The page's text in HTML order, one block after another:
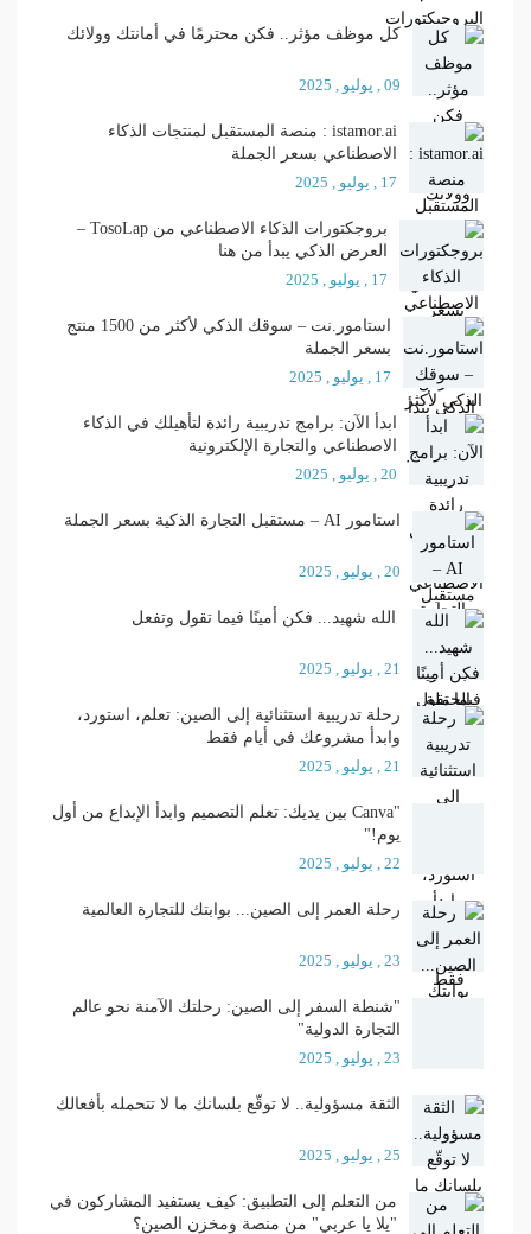
كل موظف مؤثر.. فكن محترمًا في أمانتك وولائك
09 , يوليو , 2025
istamor.ai : منصة المستقبل لمنتجات الذكاء
الاصطناعي بسعر الجملة
17 , يوليو , 2025
بروجكتورات الذكاء الاصطناعي من TosoLap –
العرض الذكي يبدأ من هنا
17 , يوليو , 2025
استامور.نت – سوقك الذكي لأكثر من 1500 منتج
بسعر الجملة
17 , يوليو , 2025
ابدأ الآن: برامج تدريبية رائدة لتأهيلك في الذكاء
الاصطناعي والتجارة الإلكترونية
20 , يوليو , 2025
استامور AI – مستقبل التجارة الذكية بسعر الجملة
20 , يوليو , 2025
الله شهيد... فكن أمينًا فيما تقول وتفعل
21 , يوليو , 2025
رحلة تدريبية استثنائية إلى الصين: تعلم، استورد،
وابدأ مشروعك في أيام فقط
21 , يوليو , 2025
"Canva بين يديك: تعلم التصميم وابدأ الإبداع من أول
يوم!"
22 , يوليو , 2025
رحلة العمر إلى الصين... بوابتك للتجارة العالمية
23 , يوليو , 2025
"شنطة السفر إلى الصين: رحلتك الآمنة نحو عالم
التجارة الدولية"
23 , يوليو , 2025
الثقة مسؤولية.. لا توقّع بلسانك ما لا تتحمله بأفعالك
25 , يوليو , 2025
من التعلم إلى التطبيق: كيف يستفيد المشاركون في
"يلا يا عربي" من منصة ومخزن الصين؟